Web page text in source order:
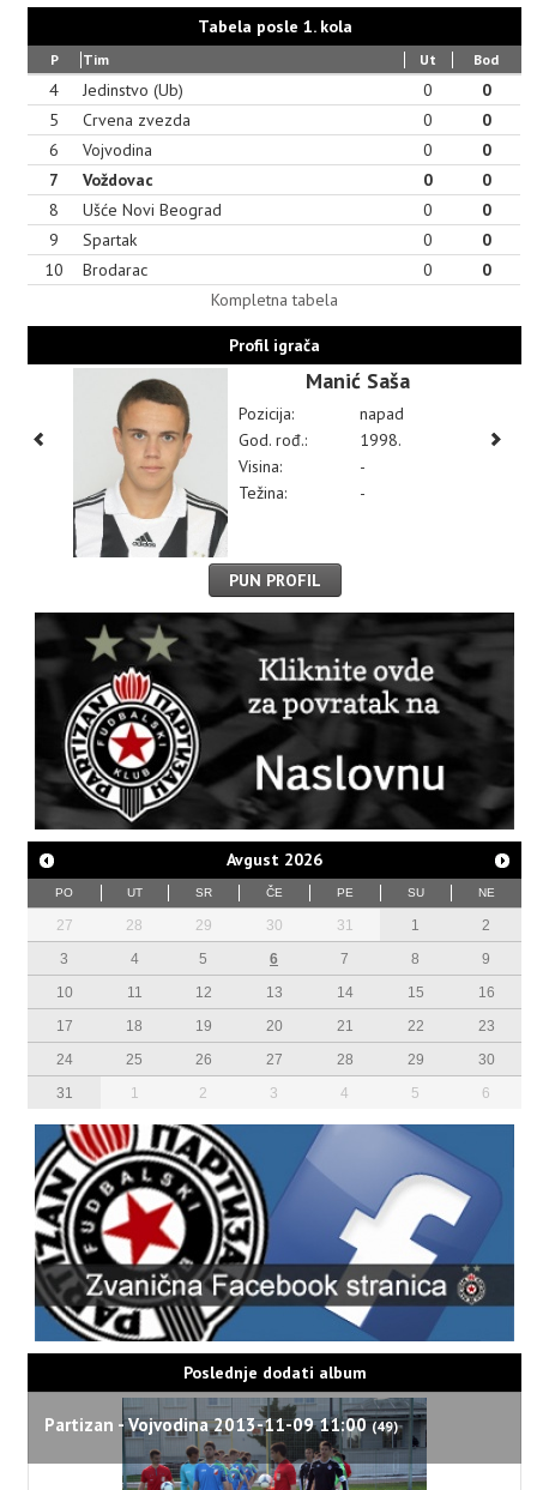
Tabela posle 1. kola
P Tim Ut Bod
4 Jedinstvo (Ub) 0
0
5
Crvena zvezda 0
0
6
Vojvodina 0
0
7
Voždovac 0
0
8
Ušće Novi Beograd 0
0
9
Spartak 0
0
10
Brodarac 0
0
Kompletna tabela
Profil igrača
Manić Saša
Pozicija:
napad
God. rođ.:
1998.
Visina:
-
Težina:
-
PUN PROFIL
Avgust 2026
PO UT SR ČE PE SU NE
27 28 29 30 31 1
2
3
4 5 6 7 8
9
10
11 12 13 14 15
16
17
18 19 20 21 22
23
24
25 26 27 28 29
30
31
1 2 3 4 5 6
Poslednje dodati album
Partizan - Vojvodina 2013-11-09 11:00(49)